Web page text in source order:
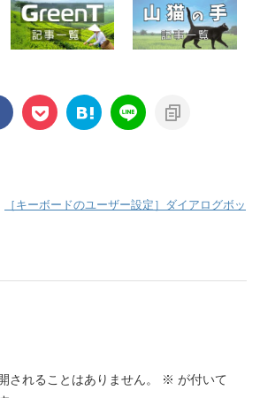
［キーボードのユーザー設定］ダイアログボッ
されることはありません。 ※ が付いて